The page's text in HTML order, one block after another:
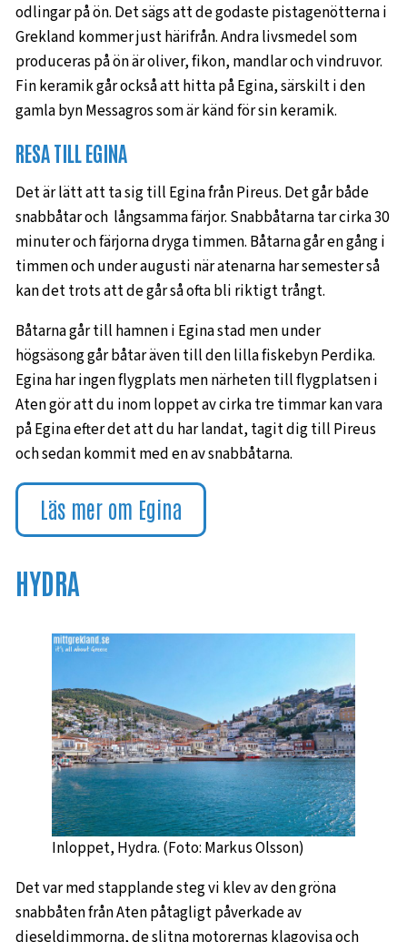
odlingar på ön. Det sägs att de godaste pistagenötterna i
Grekland kommer just härifrån. Andra livsmedel som
produceras på ön är oliver, fikon, mandlar och vindruvor.
Fin keramik går också att hitta på Egina, särskilt i den
gamla byn Messagros som är känd för sin keramik.
RESA TILL EGINA
Det är lätt att ta sig till Egina från Pireus. Det går både
snabbåtar och långsamma färjor. Snabbåtarna tar cirka 30
minuter och färjorna dryga timmen. Båtarna går en gång i
timmen och under augusti när atenarna har semester så
kan det trots att de går så ofta bli riktigt trångt.
Båtarna går till hamnen i Egina stad men under
högsäsong går båtar även till den lilla fiskebyn Perdika.
Egina har ingen flygplats men närheten till flygplatsen i
Aten gör att du inom loppet av cirka tre timmar kan vara
på Egina efter det att du har landat, tagit dig till Pireus
och sedan kommit med en av snabbåtarna.
Läs mer om Egina
HYDRA
Inloppet, Hydra. (Foto: Markus Olsson)
Det var med stapplande steg vi klev av den gröna
snabbåten från Aten påtagligt påverkade av
dieseldimmorna, de slitna motorernas klagovisa och